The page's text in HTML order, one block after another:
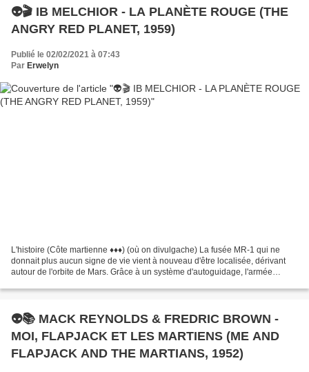
👽🎬 IB MELCHIOR - LA PLANÈTE ROUGE (THE
ANGRY RED PLANET, 1959)
Publié le 02/02/2021 à 07:43
Par Erwelyn
L'histoire (Côte martienne ♦♦♦) (où on divulgache) La fusée MR-1 qui ne
donnait plus aucun signe de vie vient à nouveau d'être localisée, dérivant
autour de l'orbite de Mars. Grâce à un système d'autoguidage, l'armée
👽📚 MACK REYNOLDS & FREDRIC BROWN -
MOI, FLAPJACK ET LES MARTIENS (ME AND
FLAPJACK AND THE MARTIANS, 1952)